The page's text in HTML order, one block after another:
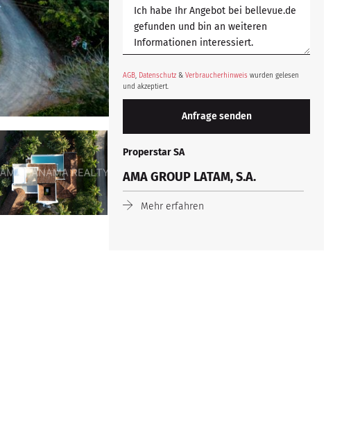
AGB, Datenschutz & Verbraucherhinweis wurden gelesen
und akzeptiert.
Properstar SA
AMA GROUP LATAM, S.A.
Mehr erfahren